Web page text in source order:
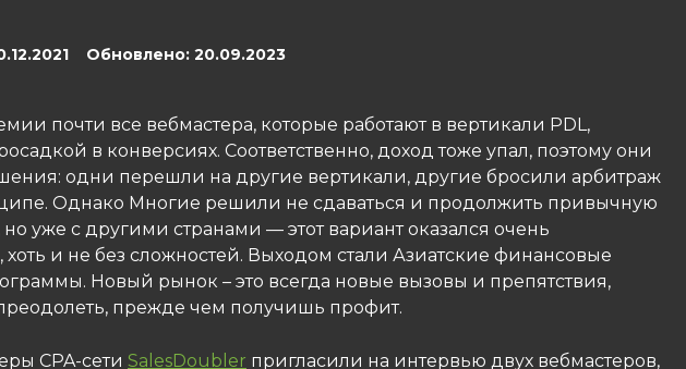
Обновлено: 20.09.2023
почти все вебмастера, которые работают в вертикали PDL,
в конверсиях. Соответственно, доход тоже упал, поэтому они
одни перешли на другие вертикали, другие бросили арбитраж
Однако Многие решили не сдаваться и продолжить привычную
но уже с другими странами — этот вариант оказался очень
и не без сложностей. Выходом стали Азиатские финансовые
Новый рынок – это всегда новые вызовы и препятствия,
прежде чем получишь профит.
CPA-сети SalesDoubler пригласили на интервью двух вебмастеров,